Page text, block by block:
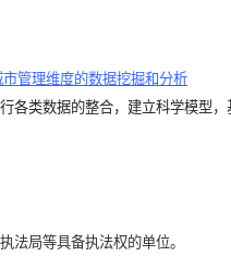
管理维度的数据挖掘和分析
各类数据的整合，建立科学模型，
法局等具备执法权的单位。